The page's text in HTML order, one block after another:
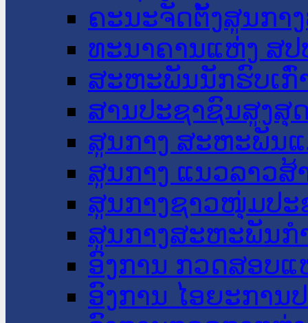
ຄະນະຈັດຕັ້ງສູນກາ
ທະນາຄານແຫ່ງ ສປ
ສະຫະພັນນັກຮົບເກົ່
ສານປະຊາຊົນສູງສຸ
ສູນກາງ ສະຫະພັນ
ສູນກາງ ແນວລາວສ້
ສູນກາງຊາວໜຸ່ມປະ
ສູນກາງສະຫະພັນກ
ອົງການ ກວດສອບແ
ອົງການ ໄອຍະການ